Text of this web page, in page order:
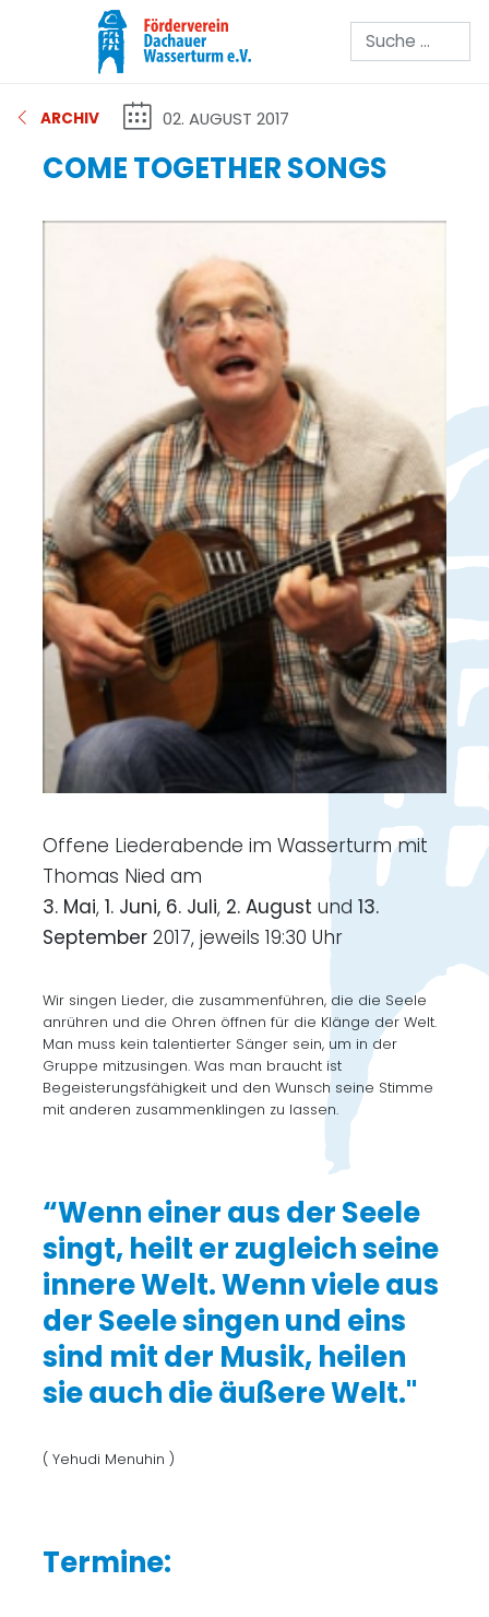
Suchen
ARCHIV 02. AUGUST 2017
COME TOGETHER SONGS
Offene Liederabende im Wasserturm mit
Thomas Nied am
3. Mai,1. Juni, 6. Juli, 2. August und13.
September2017, jeweils 19:30 Uhr
Wir singen Lieder, die zusammenführen, die die Seele
anrühren und die Ohren öffnen für die Klänge der Welt.
Man muss kein talentierter Sänger sein, um in der
Gruppe mitzusingen. Was man braucht ist
Begeisterungsfähigkeit und den Wunsch seine Stimme
mit anderen zusammenklingen zu lassen.
“Wenn einer aus der Seele
singt, heilt er zugleich seine
innere Welt. Wenn viele aus
der Seele singen und eins
sind mit der Musik, heilen
sie auch die äußere Welt."
( Yehudi Menuhin )
Termine: